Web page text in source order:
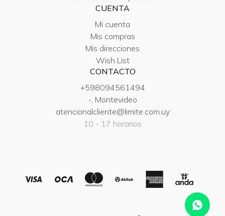
CUENTA
Mi cuenta
Mis compras
Mis direcciones
Wish List
CONTACTO
+598094561494
-, Montevideo
atencionalcliente@limite.com.uy
10 - 17 horarios